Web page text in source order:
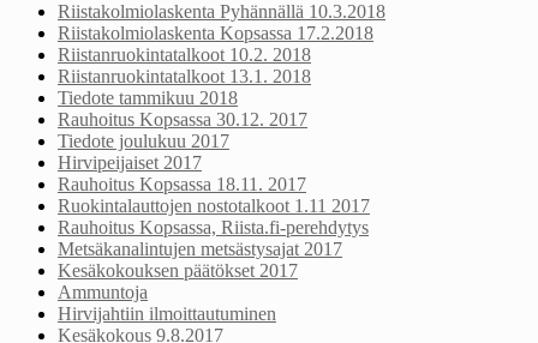
Riistakolmiolaskenta Pyhännällä 10.3.2018
Riistakolmiolaskenta Kopsassa 17.2.2018
Riistanruokintatalkoot 10.2. 2018
Riistanruokintatalkoot 13.1. 2018
Tiedote tammikuu 2018
Rauhoitus Kopsassa 30.12. 2017
Tiedote joulukuu 2017
Hirvipeijaiset 2017
Rauhoitus Kopsassa 18.11. 2017
Ruokintalauttojen nostotalkoot 1.11 2017
Rauhoitus Kopsassa, Riista.fi-perehdytys
Metsäkanalintujen metsästysajat 2017
Kesäkokouksen päätökset 2017
Ammuntoja
Hirvijahtiin ilmoittautuminen
Kesäkokous 9.8.2017